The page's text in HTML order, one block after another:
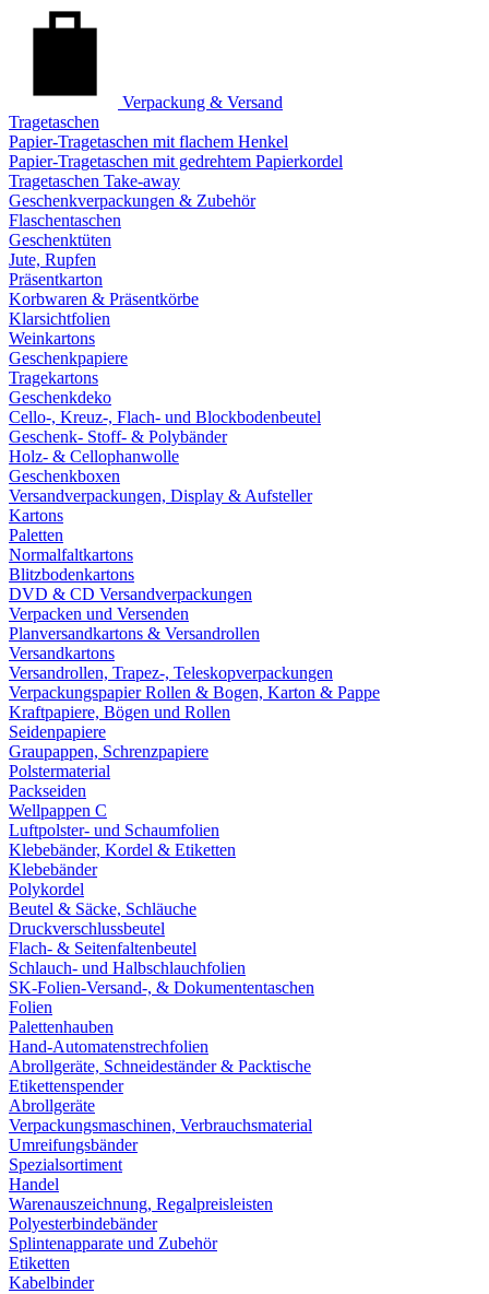
Verpackung & Versand
Tragetaschen
Papier-Tragetaschen mit flachem Henkel
Papier-Tragetaschen mit gedrehtem Papierkordel
Tragetaschen Take-away
Geschenkverpackungen & Zubehör
Flaschentaschen
Geschenktüten
Jute, Rupfen
Präsentkarton
Korbwaren & Präsentkörbe
Klarsichtfolien
Weinkartons
Geschenkpapiere
Tragekartons
Geschenkdeko
Cello-, Kreuz-, Flach- und Blockbodenbeutel
Geschenk- Stoff- & Polybänder
Holz- & Cellophanwolle
Geschenkboxen
Versandverpackungen, Display & Aufsteller
Kartons
Paletten
Normalfaltkartons
Blitzbodenkartons
DVD & CD Versandverpackungen
Verpacken und Versenden
Planversandkartons & Versandrollen
Versandkartons
Versandrollen, Trapez-, Teleskopverpackungen
Verpackungspapier Rollen & Bogen, Karton & Pappe
Kraftpapiere, Bögen und Rollen
Seidenpapiere
Graupappen, Schrenzpapiere
Polstermaterial
Packseiden
Wellpappen C
Luftpolster- und Schaumfolien
Klebebänder, Kordel & Etiketten
Klebebänder
Polykordel
Beutel & Säcke, Schläuche
Druckverschlussbeutel
Flach- & Seitenfaltenbeutel
Schlauch- und Halbschlauchfolien
SK-Folien-Versand-, & Dokumententaschen
Folien
Palettenhauben
Hand-Automatenstrechfolien
Abrollgeräte, Schneideständer & Packtische
Etikettenspender
Abrollgeräte
Verpackungsmaschinen, Verbrauchsmaterial
Umreifungsbänder
Spezialsortiment
Handel
Warenauszeichnung, Regalpreisleisten
Polyesterbindebänder
Splintenapparate und Zubehör
Etiketten
Kabelbinder